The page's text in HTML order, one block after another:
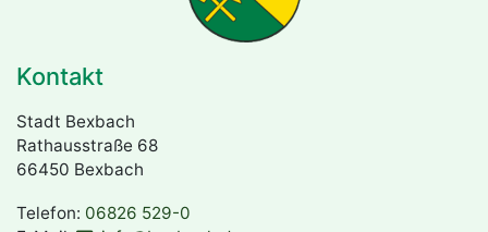
Kontakt
Stadt Bexbach
Rathausstraße 68
66450 Bexbach
Telefon: 06826 529-0